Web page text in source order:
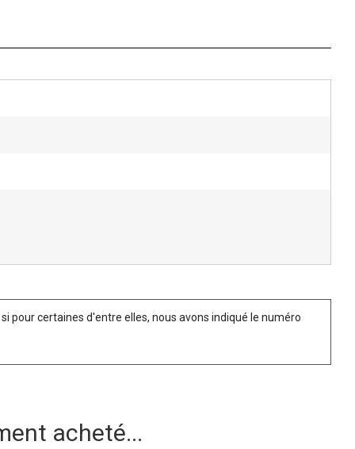
pour certaines d'entre elles, nous avons indiqué le numéro
acheté...